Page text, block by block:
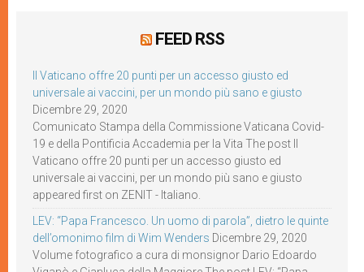
FEED RSS
Il Vaticano offre 20 punti per un accesso giusto ed
universale ai vaccini, per un mondo più sano e giusto
Dicembre 29, 2020
Comunicato Stampa della Commissione Vaticana Covid-
19 e della Pontificia Accademia per la Vita The post Il
Vaticano offre 20 punti per un accesso giusto ed
universale ai vaccini, per un mondo più sano e giusto
appeared first on ZENIT - Italiano.
LEV: “Papa Francesco. Un uomo di parola”, dietro le quinte
dell’omonimo film di Wim Wenders Dicembre 29, 2020
Volume fotografico a cura di monsignor Dario Edoardo